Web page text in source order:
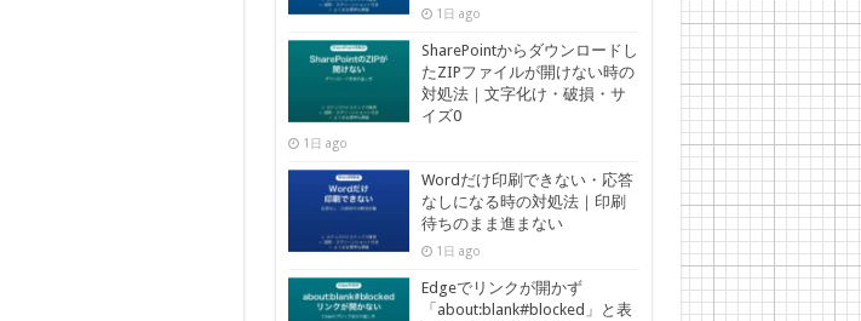
1日 ago
SharePointからダウンロードし
たZIPファイルが開けない時の
対処法｜文字化け・破損・サ
イズ0
1日 ago
Wordだけ印刷できない・応答
なしになる時の対処法｜印刷
待ちのまま進まない
1日 ago
Edgeでリンクが開かず
「about:blank#blocked」と表